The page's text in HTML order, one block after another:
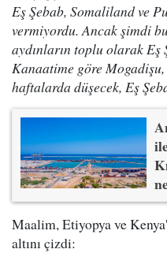
Eş Şebab, Somaliland ve
vermiyordu. Ancak şimdi
aydınların toplu olarak Eş
Kanaatime göre
haftalarda düşecek, Eş
Maalim, Etiyopya ve
altını çizdi: